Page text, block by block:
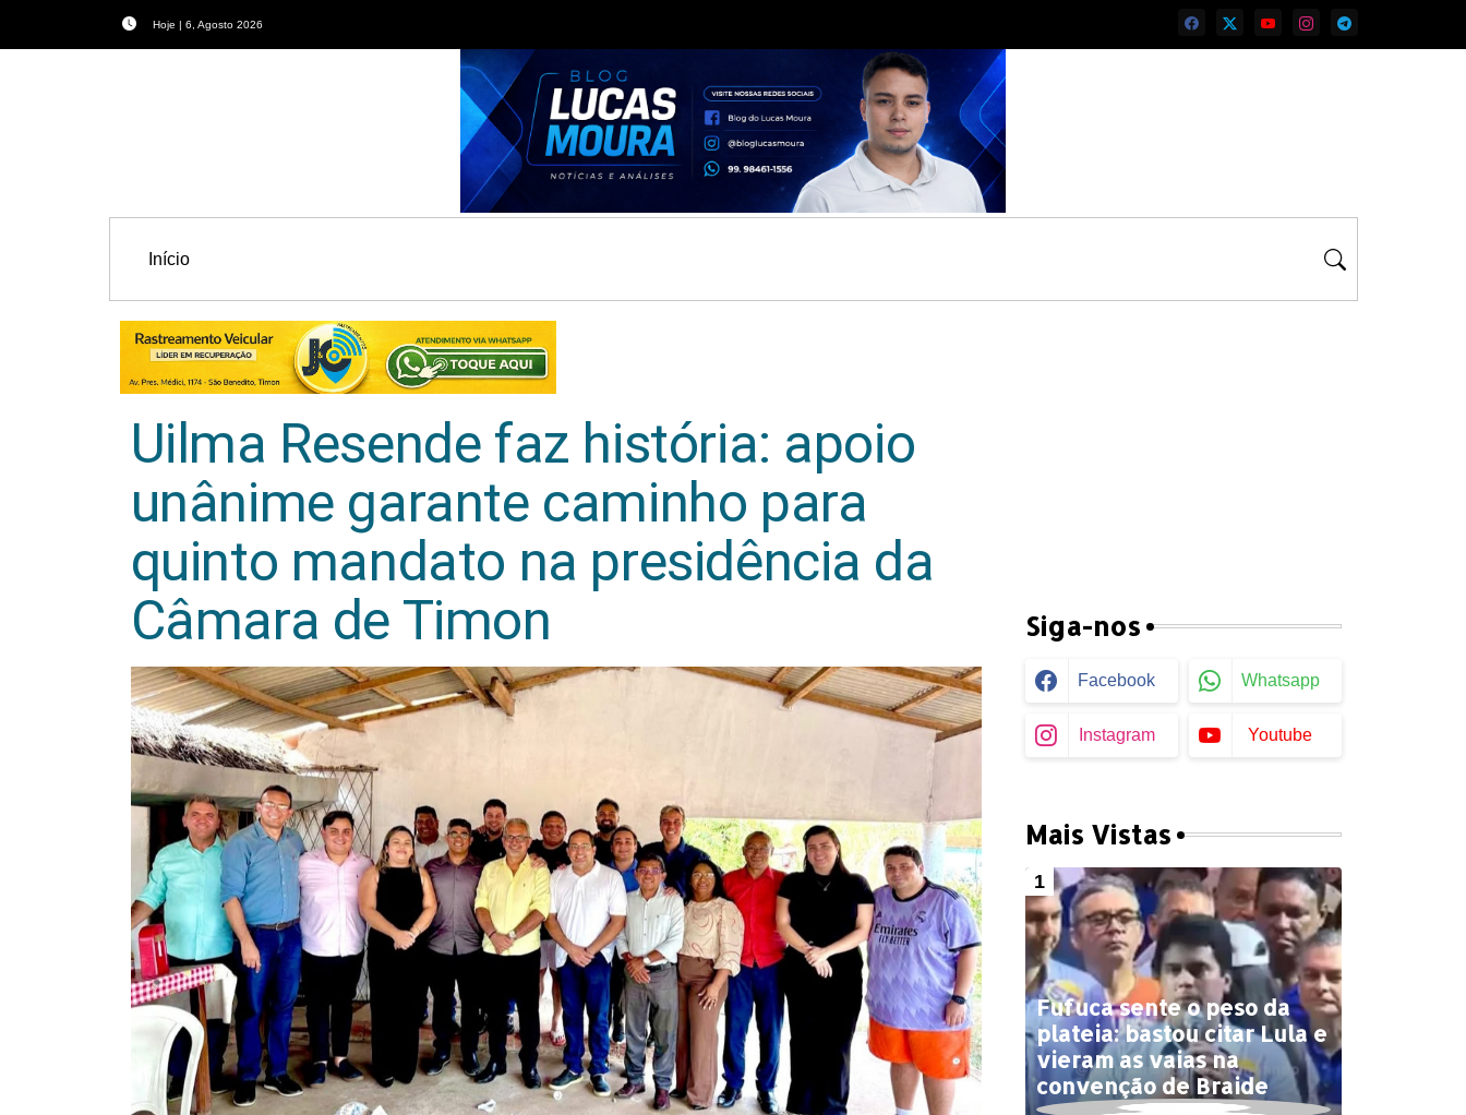
Hoje | 6, Agosto 2026
Início
Uilma Resende faz história: apoio
unânime garante caminho para
quinto mandato na presidência da
Câmara de Timon
Siga-nos
Facebook Whatsapp
Instagram Youtube
Mais Vistas
Fufuca sente o peso da
plateia: bastou citar Lula e
vieram as vaias na
convenção de Braide